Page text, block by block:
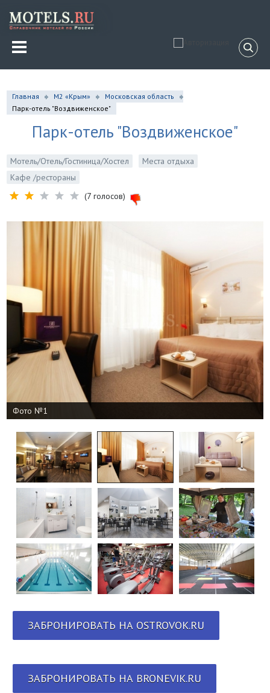
Главная М2 «Крым»
Московская область
Парк-отель "Воздвиженское"
Парк-отель "Воздвиженское"
Мотель/Отель/Гостиница/Хостел
Места отдыха
Кафе /рестораны
(7 голосов)
Фото №1
ЗАБРОНИРОВАТЬ НА OSTROVOK.RU
ЗАБРОНИРОВАТЬ НА BRONEVIK.RU